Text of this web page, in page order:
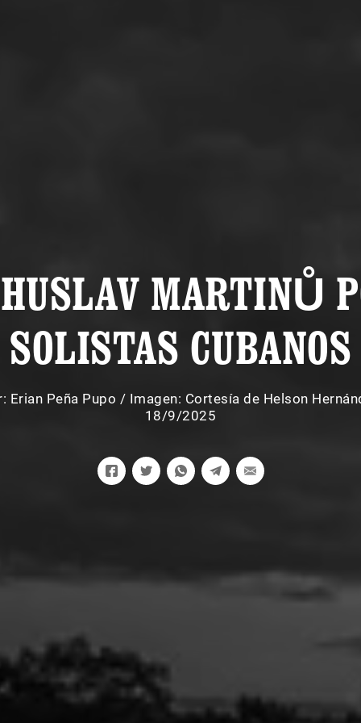
MARTINŮ
SOLISTAS CUBANOS
Erian Peña Pupo / Imagen: Cortesía de Helson
18/9/2025